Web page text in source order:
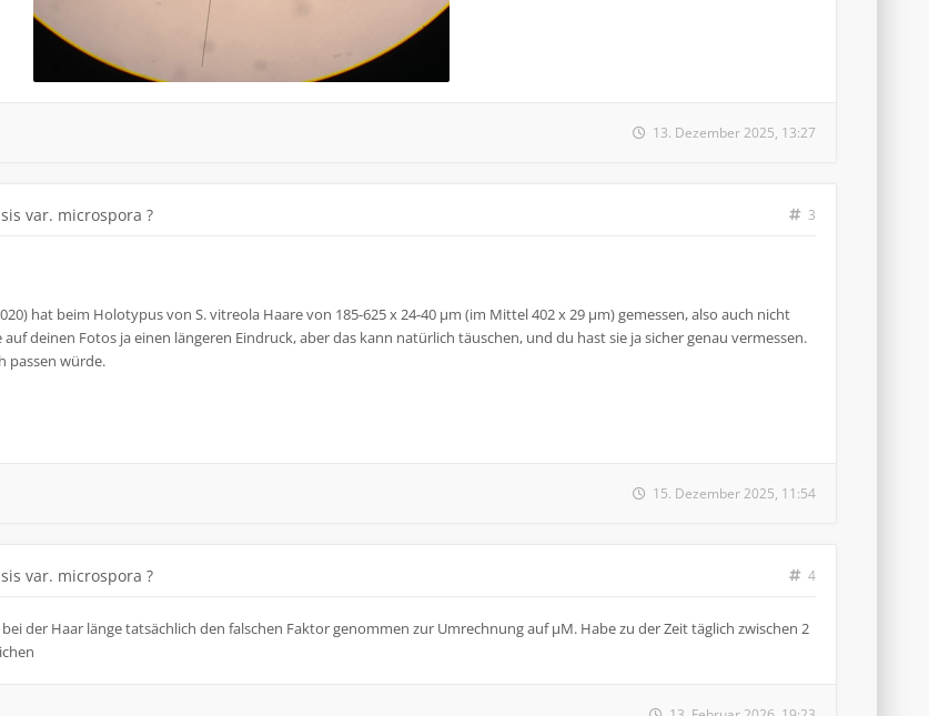
13. Dezember 2025, 13:27
var. microspora ? 3
hat beim Holotypus von S. vitreola Haare von 185-625 x 24-40 µm (im Mittel 402 x 29 µm) gemessen, also auch nicht
deinen Fotos ja einen längeren Eindruck, aber das kann natürlich täuschen, und du hast sie ja sicher genau vermessen.
passen würde.
15. Dezember 2025, 11:54
var. microspora ? 4
der Haar länge tatsächlich den falschen Faktor genommen zur Umrechnung auf µM. Habe zu der Zeit täglich zwischen 2